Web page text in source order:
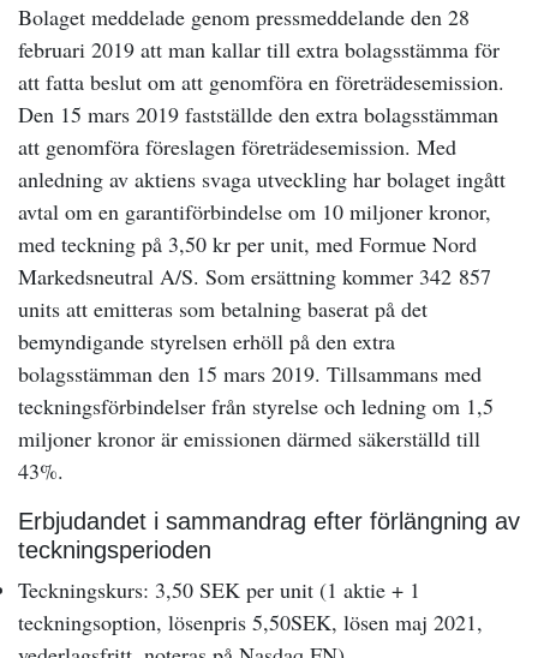
Bolaget meddelade genom pressmeddelande den 28
februari 2019 att man kallar till extra bolagsstämma för
att fatta beslut om att genomföra en företrädesemission.
Den 15 mars 2019 fastställde den extra bolagsstämman
att genomföra föreslagen företrädesemission. Med
anledning av aktiens svaga utveckling har bolaget ingått
avtal om en garantiförbindelse om 10 miljoner kronor,
med teckning på 3,50 kr per unit, med Formue Nord
Markedsneutral A/S. Som ersättning kommer 342 857
units att emitteras som betalning baserat på det
bemyndigande styrelsen erhöll på den extra
bolagsstämman den 15 mars 2019. Tillsammans med
teckningsförbindelser från styrelse och ledning om 1,5
miljoner kronor är emissionen därmed säkerställd till
43%.
Erbjudandet i sammandrag efter förlängning av
teckningsperioden
Teckningskurs: 3,50 SEK per unit (1 aktie + 1
teckningsoption, lösenpris 5,50SEK, lösen maj 2021,